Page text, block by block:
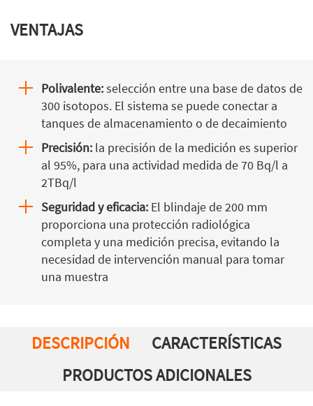
VENTAJAS
Polivalente:selección entre una base de datos de
300 isotopos. El sistema se puede conectar a
tanques de almacenamiento o de decaimiento
Precisión: la precisión de la medición es superior
al 95%, para una actividad medida de 70 Bq/l a
2TBq/l
Seguridad y eficacia: El blindaje de 200 mm
proporciona una protección radiológica
completa y una medición precisa, evitando la
necesidad de intervención manual para tomar
una muestra
DESCRIPCIÓN
CARACTERÍSTICAS
PRODUCTOS ADICIONALES